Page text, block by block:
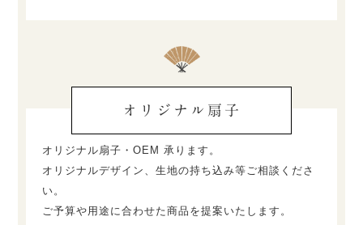
オリジナル扇子
オリジナル扇子・OEM 承ります。
オリジナルデザイン、生地の持ち込み等ご相談くださ
い。
ご予算や用途に合わせた商品を提案いたします。